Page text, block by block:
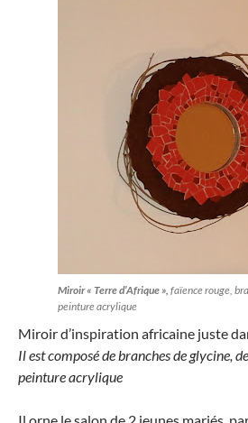
Miroir « Terre d’Afrique », faïence rouge,
peinture acrylique
Miroir d’inspiration africaine juste
Il est composé de branches de glycine,
peinture acrylique